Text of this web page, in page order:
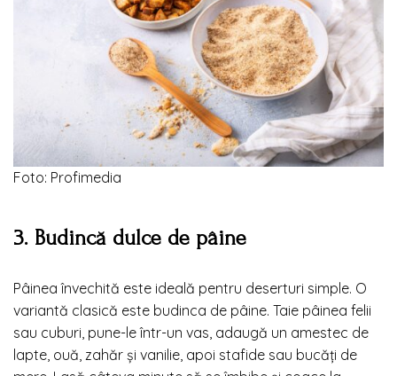
Foto: Profimedia
3. Budincă dulce de pâine
Pâinea învechită este ideală pentru deserturi simple. O
variantă clasică este budinca de pâine. Taie pâinea felii
sau cuburi, pune-le într-un vas, adaugă un amestec de
lapte, ouă, zahăr și vanilie, apoi stafide sau bucăți de